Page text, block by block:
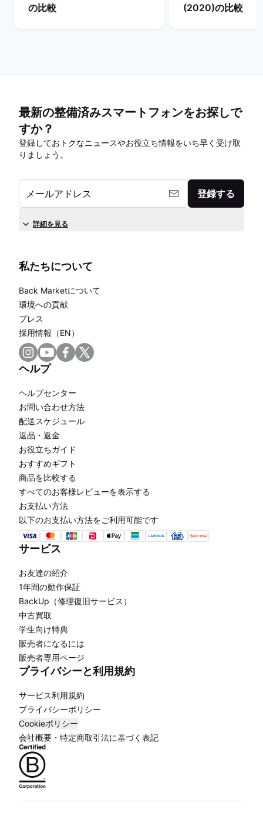
の比較
(2020)の比較
最新の整備済みスマートフォンをお探しで
すか？
登録しておトクなニュースやお役立ち情報をいち早く受け取
りましょう。
メールアドレス 登録する
詳細を見る
私たちについて
Back Marketについて
環境への貢献
プレス
採用情報（EN）
ヘルプ
ヘルプセンター
お問い合わせ方法
配送スケジュール
返品・返金
お役立ちガイド
おすすめギフト
商品を比較する
すべてのお客様レビューを表示する
お支払い方法
以下のお支払い方法をご利用可能です
サービス
お友達の紹介
1年間の動作保証
BackUp（修理復旧サービス）
中古買取
学生向け特典
販売者になるには
販売者専用ページ
プライバシーと利用規約
サービス利用規約
プライバシーポリシー
Cookieポリシー
会社概要・特定商取引法に基づく表記